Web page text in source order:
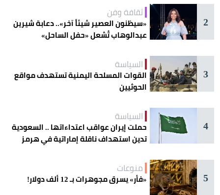
2
ثقافة وفن
«سيظنون العصير شيئاً آخر».. دعابة شيرين
عبدالوهاب تُشعل «حفل الساحل»
3
السياسة
القوات المسلحة اليمنية تستهدف مواقع
الحوثيين
4
السياسة
حملت إيران عواقب اعتداءاتها .. السعودية
تدين استهداف ناقلة إماراتية في هرمز
5
منوعات
«فأر» يسرق مجوهرات بـ 12 ألف دولار!